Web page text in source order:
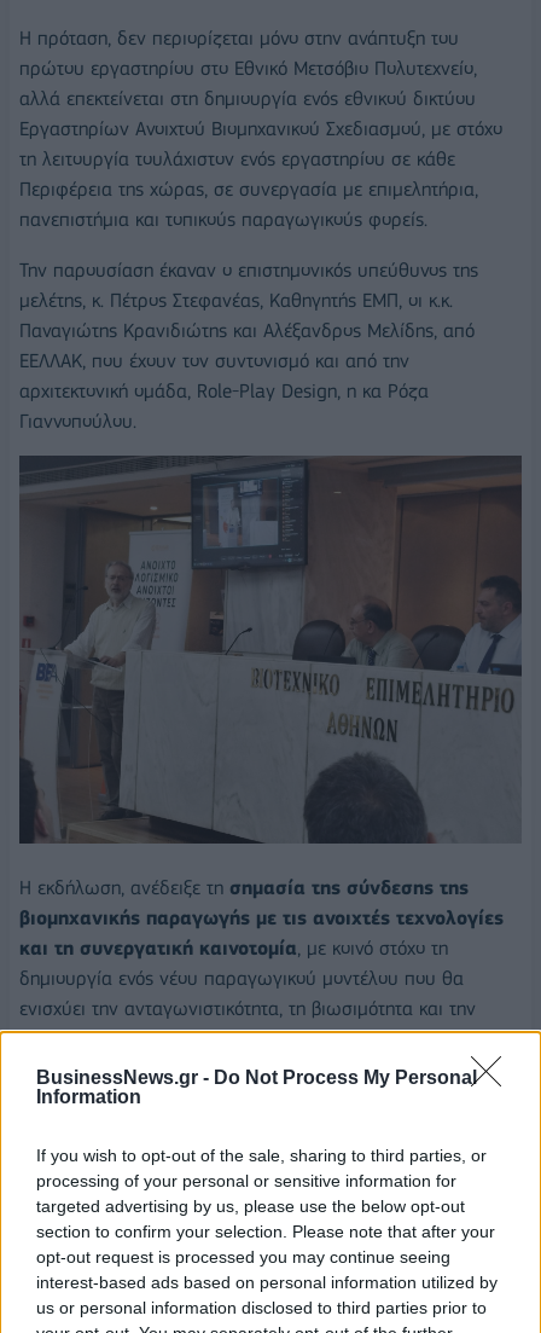
BusinessNews.gr - Do Not Process My Personal
Information
If you wish to opt-out of the sale, sharing to third parties, or
processing of your personal or sensitive information for
targeted advertising by us, please use the below opt-out
section to confirm your selection. Please note that after your
opt-out request is processed you may continue seeing
interest-based ads based on personal information utilized by
us or personal information disclosed to third parties prior to
Η πρόταση, δεν περιορίζεται μόνο στην ανάπτυξη του
πρώτου εργαστηρίου στο Εθνικό Μετσόβιο Πολυτεχνείο,
αλλά επεκτείνεται στη δημιουργία ενός εθνικού δικτύου
Εργαστηρίων Ανοιχτού Βιομηχανικού Σχεδιασμού, με στόχο
τη λειτουργία τουλάχιστον ενός εργαστηρίου σε κάθε
Περιφέρεια της χώρας, σε συνεργασία με επιμελητήρια,
πανεπιστήμια και τοπικούς παραγωγικούς φορείς.
Την παρουσίαση έκαναν ο επιστημονικός υπεύθυνος της
μελέτης, κ. Πέτρος Στεφανέας, Καθηγητής ΕΜΠ, οι κ.κ.
Παναγιώτης Κρανιδιώτης και Αλέξανδρος Μελίδης, από
ΕΕΛΛΑΚ, που έχουν τον συντονισμό και από την
αρχιτεκτονική ομάδα, Role-Play Design, η κα Ρόζα
Γιαννοπούλου.
Η εκδήλωση, ανέδειξε τη σημασία της σύνδεσης της
βιομηχανικής παραγωγής με τις ανοιχτές τεχνολογίες
και τη συνεργατική καινοτομία, με κοινό στόχο τη
δημιουργία ενός νέου παραγωγικού μοντέλου που θα
ενισχύει την ανταγωνιστικότητα, τη βιωσιμότητα και την
τεχνολογική αυτονομία των ελληνικών μικρομεσαίων
επιχειρήσεων.
ΒΕΑ ΕΡΓΑΣΤΗΡΙΟ ΑΝΟΙΧΤΟΥ ΔΙΑΓΩΝΙΣΜΟΥ